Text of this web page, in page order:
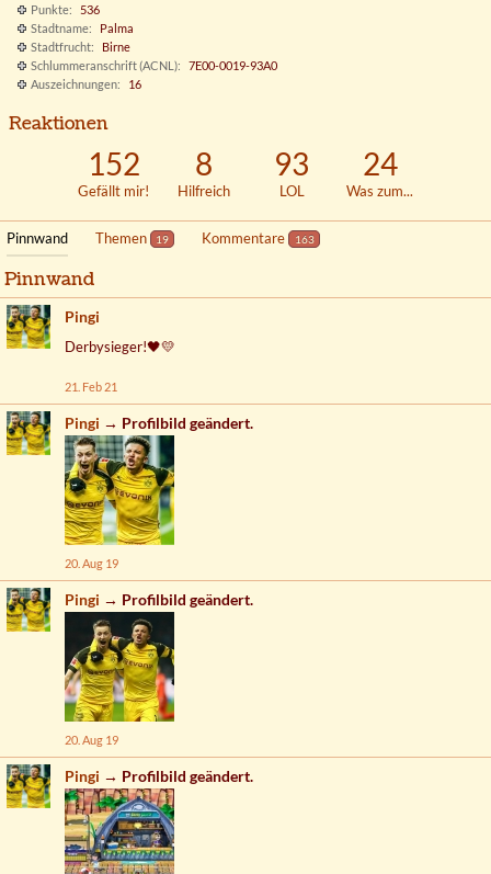
Punkte
536
Stadtname
Palma
Stadtfrucht
Birne
Schlummeranschrift (ACNL)
7E00-0019-93A0
Auszeichnungen
16
Reaktionen
152
Gefällt mir!
8
Hilfreich
93
LOL
24
Was zum...
Pinnwand Themen 19 Kommentare 163
Pinnwand
Pingi
Derbysieger!🖤💛
21. Feb 21
Pingi → Profilbild geändert.
20. Aug 19
Pingi → Profilbild geändert.
20. Aug 19
Pingi → Profilbild geändert.